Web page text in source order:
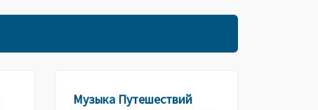
Музыка Путешествий